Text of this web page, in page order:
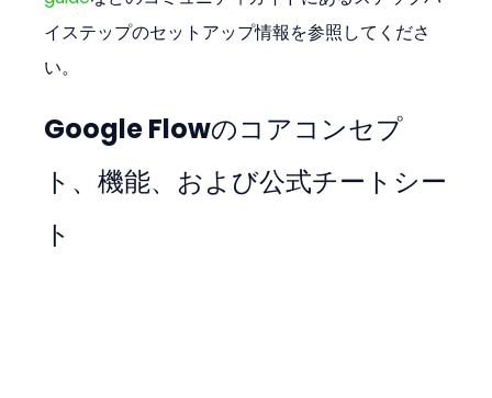
イステップのセットアップ情報を参照してくださ
い。
Google Flowのコアコンセプ
ト、機能、および公式チートシー
ト